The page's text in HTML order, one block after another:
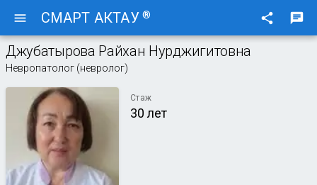
menu СМАРТ АКТАУ ® share chat
Джубатырова Райхан Нурджигитовна
Невропатолог (невролог)
Стаж
30 лет